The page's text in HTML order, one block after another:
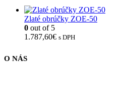
Zlaté obrúčky ZOE-50
0 out of 5
1.787,60€ s DPH
O NÁS